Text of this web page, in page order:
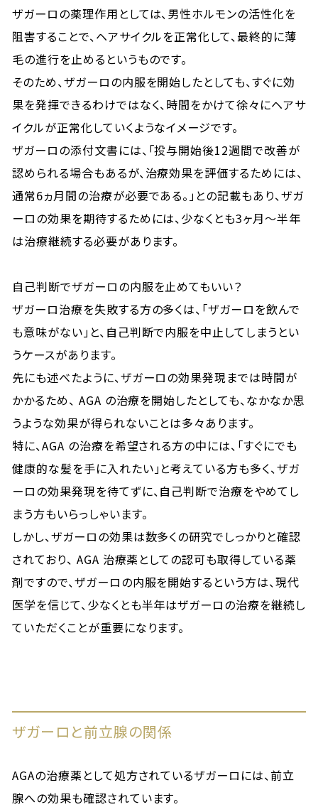
ザガーロの薬理作用としては、男性ホルモンの活性化を
阻害することで、ヘアサイクルを正常化して、最終的に薄
毛の進行を止めるというものです。
そのため、ザガーロの内服を開始したとしても、すぐに効
果を発揮できるわけではなく、時間をかけて徐々にヘアサ
イクルが正常化していくようなイメージです。
ザガーロの添付文書には、「投与開始後12週間で改善が
認められる場合もあるが、治療効果を評価するためには、
通常6ヵ月間の治療が必要である。」との記載もあり、ザガ
ーロの効果を期待するためには、少なくとも3ヶ月〜半年
は治療継続する必要があります。
自己判断でザガーロの内服を止めてもいい？
ザガーロ治療を失敗する方の多くは、「ザガーロを飲んで
も意味がない」と、自己判断で内服を中止してしまうとい
うケースがあります。
先にも述べたように、ザガーロの効果発現までは時間が
かかるため、 AGA の治療を開始したとしても、なかなか思
うような効果が得られないことは多々あります。
特に、AGA の治療を希望される方の中には、「すぐにでも
健康的な髪を手に入れたい」と考えている方も多く、ザガ
ーロの効果発現を待てずに、自己判断で治療をやめてし
まう方もいらっしゃいます。
しかし、ザガーロの効果は数多くの研究でしっかりと確認
されており、 AGA 治療薬としての認可も取得している薬
剤ですので、ザガーロの内服を開始するという方は、現代
医学を信じて、少なくとも半年はザガーロの治療を継続し
ていただくことが重要になります。
ザガーロと前立腺の関係
AGAの治療薬として処方されているザガーロには、前立
腺への効果も確認されています。